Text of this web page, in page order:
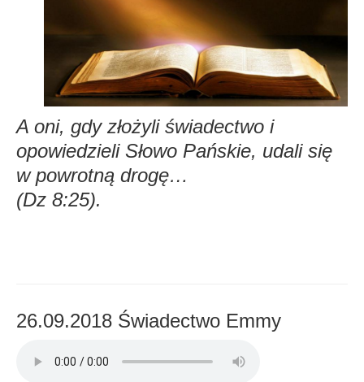
A oni, gdy złożyli świadectwo i
opowiedzieli Słowo Pańskie, udali się
w powrotną drogę…
(Dz 8:25).
26.09.2018 Świadectwo Emmy